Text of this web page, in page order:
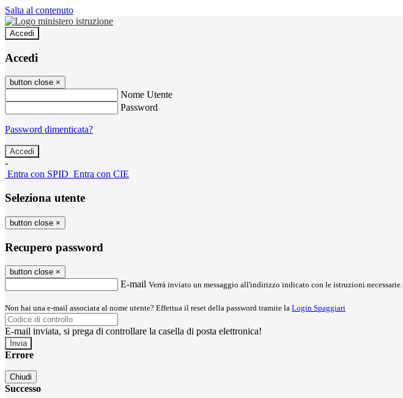
Salta al contenuto
Accedi
Accedi
button close ×
Nome Utente
Password
Password dimenticata?
-
Entra con SPID Entra con CIE
Seleziona utente
button close ×
Recupero password
button close ×
E-mail Verrà inviato un messaggio all'indirizzo indicato con le istruzioni necessarie.
Non hai una e-mail associata al nome utente? Effettua il reset della password tramite la Login Spaggiari
E-mail inviata, si prega di controllare la casella di posta elettronica!
Errore
Chiudi
Successo